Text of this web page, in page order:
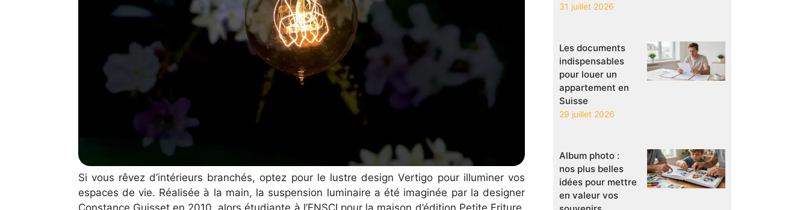
Si vous rêvez d’intérieurs branchés, optez pour le lustre design Vertigo pour illuminer vos
espaces de vie. Réalisée à la main, la suspension luminaire a été imaginée par la designer
31 juillet 2026
Les documents
indispensables
pour louer un
appartement en
Suisse
29 juillet 2026
Album photo :
nos plus belles
idées pour mettre
en valeur vos